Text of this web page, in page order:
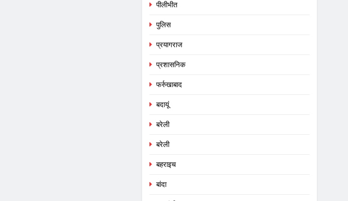
पीलीभीत
पुलिस
प्रयागराज
प्रशासनिक
फर्रुखाबाद
बदायूं
बरेली
बरेली
बहराइच
बांदा